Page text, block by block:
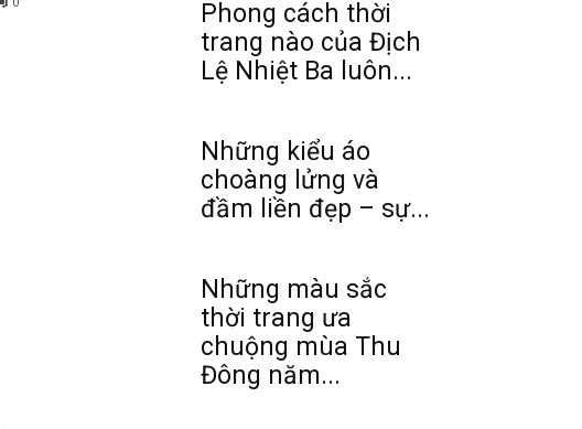
Phong cách thời
trang nào của Địch
Lệ Nhiệt Ba luôn...
Những kiểu áo
choàng lửng và
đầm liền đẹp – sự...
Những màu sắc
thời trang ưa
chuộng mùa Thu
Đông năm...